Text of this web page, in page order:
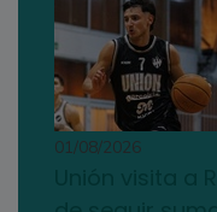
01/08/2026